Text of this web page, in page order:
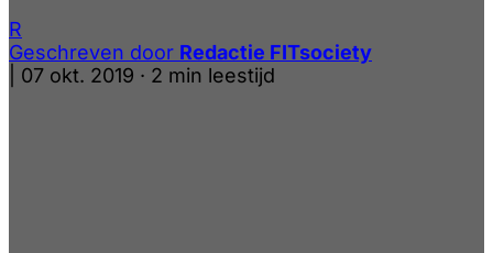
R
Geschreven door Redactie FITsociety
07 okt. 2019 · 2 min leestijd